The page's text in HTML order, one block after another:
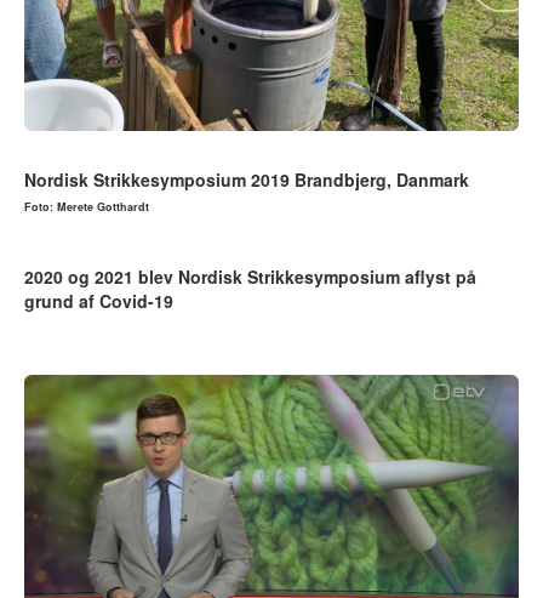
Nordisk Strikkesymposium 2019 Brandbjerg, Danmark
2020 og 2021 blev Nordisk Strikkesymposium aflyst på